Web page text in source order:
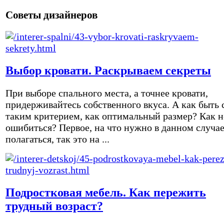
Советы дизайнеров
Выбор кровати. Раскрываем секреты
При выборе спального места, а точнее кровати,
придерживайтесь собственного вкуса. А как быть
таким критерием, как оптимальный размер? Как
ошибиться? Первое, на что нужно в данном случае
полагаться, так это на ...
Подростковая мебель. Как пережить
трудный возраст?